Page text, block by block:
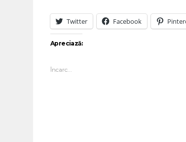
Twitter Facebook
Apreciază:
Încarc...